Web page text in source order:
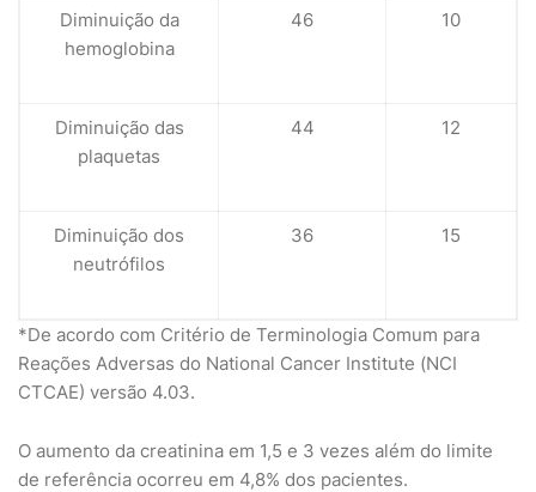
Diminuição da
hemoglobina
46 10
Diminuição das
plaquetas
44 12
Diminuição dos
neutrófilos
36 15
*De acordo com Critério de Terminologia Comum para
Reações Adversas do National Cancer Institute (NCI
CTCAE) versão 4.03.
O aumento da creatinina em 1,5 e 3 vezes além do limite
de referência ocorreu em 4,8% dos pacientes.